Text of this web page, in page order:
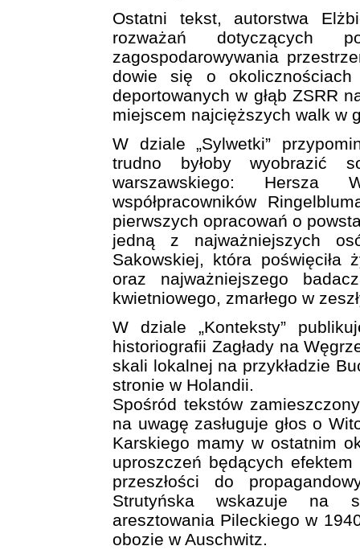
Ostatni tekst, autorstwa
rozważań dotyczących
zagospodarowywania
dowie się o okolicznościach
deportowanych w głąb ZSRR
miejscem najcięższych walk w
W dziale „Sylwetki”
trudno byłoby wyobrazić
warszawskiego: Hersza
współpracowników
pierwszych opracowań o
jedną z najważniejszych
Sakowskiej, która poświęciła
oraz najważniejszego
kwietniowego, zmarłego w
W dziale „Konteksty”
historiografii Zagłady na
skali lokalnej na przykładzie
stronie w Holandii.
Spośród tekstów
na uwagę zasługuje głos o
Karskiego mamy w ostatnim
uproszczeń będących
przeszłości do
Strutyńska wskazuje na
aresztowania Pileckiego w
obozie w Auschwitz.